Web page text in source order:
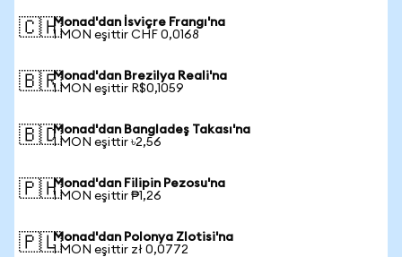
🇨🇭Monad'dan İsviçre Frangı'na
1 MON eşittir CHF 0,0168
🇧🇷Monad'dan Brezilya Reali'na
1 MON eşittir R$0,1059
🇧🇩Monad'dan Bangladeş Takası'na
1 MON eşittir ৳2,56
🇵🇭Monad'dan Filipin Pezosu'na
1 MON eşittir ₱1,26
🇵🇱Monad'dan Polonya Zlotisi'na
1 MON eşittir zł 0,0772